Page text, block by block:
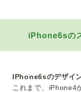
iPhone6sの
IPhone6sのデザイ
これまで、iPhone4